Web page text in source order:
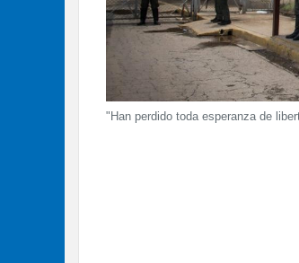
"Han perdido toda esperanza de